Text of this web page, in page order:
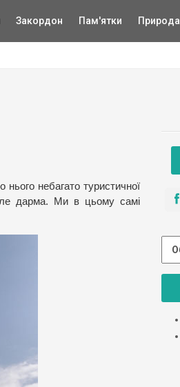
Закордон Пам'ятки Природа
небагато туристичної
Але дарма. Ми в цьому самі